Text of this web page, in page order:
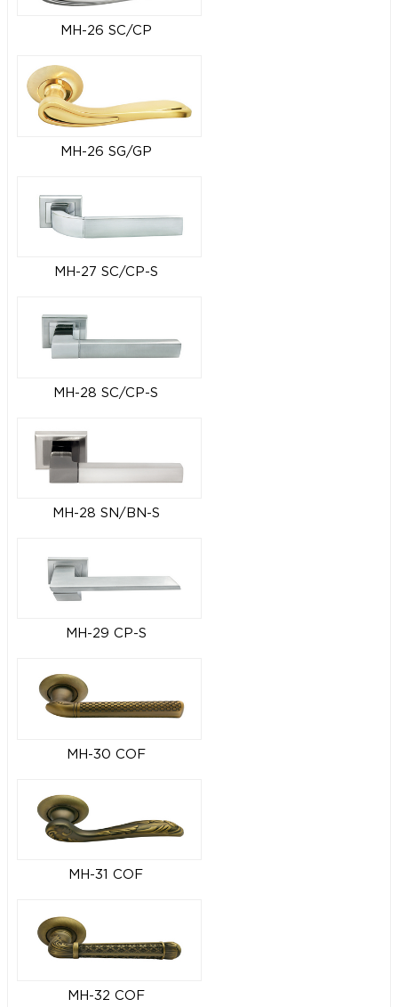
MH-26 SC/CP
MH-26 SG/GP
MH-27 SC/CP-S
MH-28 SC/CP-S
MH-28 SN/BN-S
MH-29 CP-S
MH-30 COF
MH-31 COF
MH-32 COF